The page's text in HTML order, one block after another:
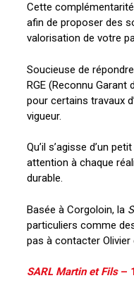
Cette
afin de proposer des
valorisation de votre
Soucieuse de
RGE (Reconnu
pour certains travaux
vigueur.
Qu’il s’agisse d’un
attention à chaque
durable.
Basée à Corgoloin, la
particuliers comme
pas à contacter
SARL Martin et Fils–